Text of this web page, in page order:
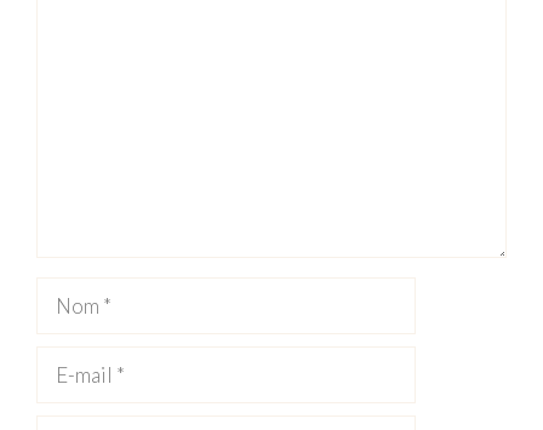
mail